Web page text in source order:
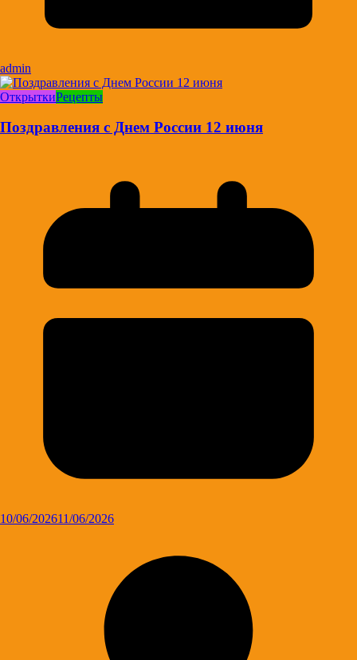
admin
ОткрыткиРецепты
Поздравления с Днем России 12 июня
10/06/202611/06/2026